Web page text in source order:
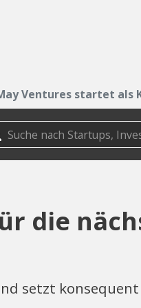
Ventures startet als
die
setzt